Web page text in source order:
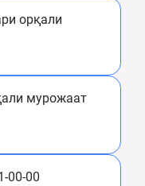
орқали
мурожаат
00-00